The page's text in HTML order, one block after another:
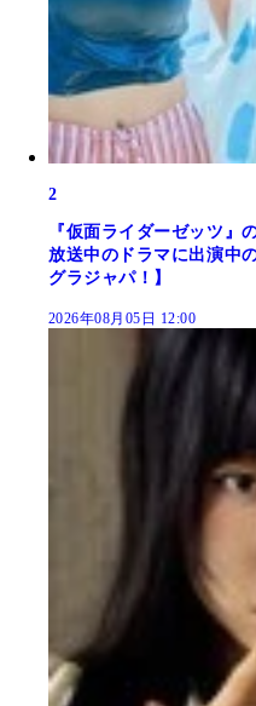
2
『仮面ライダーゼッツ
放送中のドラマに出演中
グラジャパ！】
2026年08月05日 12:00